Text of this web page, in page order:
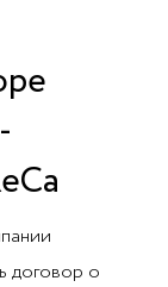
договор о